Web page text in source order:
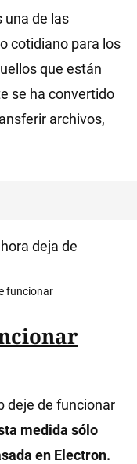
una de las
cotidiano para los
que están
se ha convertido
archivos,
funcionar
deje de funcionar
medida sólo
en Electron.